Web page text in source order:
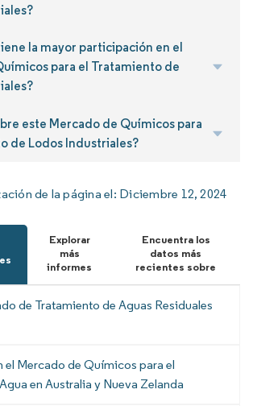
la mayor participación en el
para el Tratamiento de
este Mercado de Químicos para
de Lodos Industriales?
de la página el: Diciembre 12, 2024
Explorar
más
informes
Encuentra los
datos más
recientes sobre
de Tratamiento de Aguas Residuales
el Mercado de Químicos para el
en Australia y Nueva Zelanda